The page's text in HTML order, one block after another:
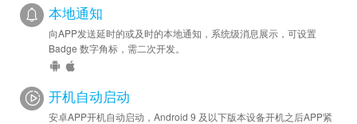
本地通知
向APP发送延时的或及时的本地通知，系统级消息展示，可设置
Badge 数字角标，需二次开发。
开机自动启动
安卓APP开机自动启动，Android 9 及以下版本设备开机之后APP紧